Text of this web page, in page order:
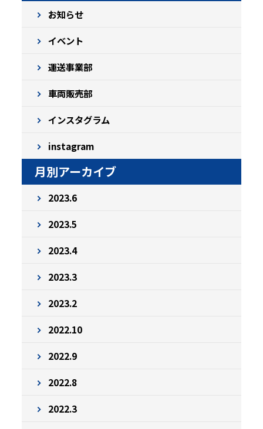
お知らせ
イベント
運送事業部
車両販売部
インスタグラム
instagram
月別アーカイブ
2023.6
2023.5
2023.4
2023.3
2023.2
2022.10
2022.9
2022.8
2022.3